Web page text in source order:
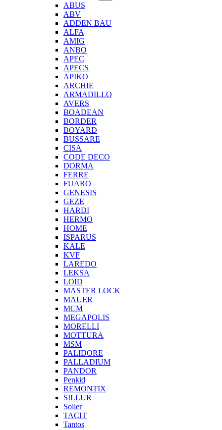
ABUS
ABV
ADDEN BAU
ALFA
AMIG
ANBO
APEC
APECS
APIKO
ARCHIE
ARMADILLO
AVERS
BOADEAN
BORDER
BOYARD
BUSSARE
CISA
CODE DECO
DORMA
FERRE
FUARO
GENESIS
GEZE
HARDI
HERMO
HOMЕ
ISPARUS
KALE
KVF
LAREDO
LEKSA
LOID
MASTER LOCK
MAUER
MCM
MEGAPOLIS
MORELLI
MOTTURA
MSM
PALIDORE
PALLADIUM
PANDOR
Penkid
REMONTIX
SILLUR
Soller
TACIT
Tantos